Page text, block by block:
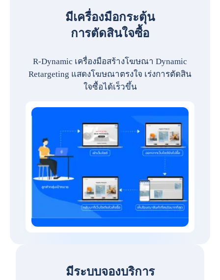
มีเครื่องมือกระตุ้น
การตัดสินใจซื้อ
R-Dynamic เครื่องมือสร้างโฆษณา Dynamic
Retargeting แสดงโฆษณาตรงใจ เร่งการตัดสิน
ใจซื้อได้เร็วขึ้น
มีระบบจองบริการ